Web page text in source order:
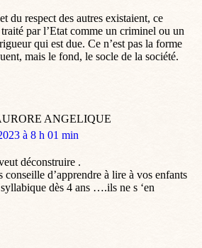
du respect des autres existaient, ce
par l’Etat comme un criminel ou un
qui est due. Ce n’est pas la forme
mais le fond, le socle de la société.
ANGELIQUE
à 8 h 01 min
déconstruire .
d’apprendre à lire à vos enfants
dès 4 ans ….ils ne s ‘en